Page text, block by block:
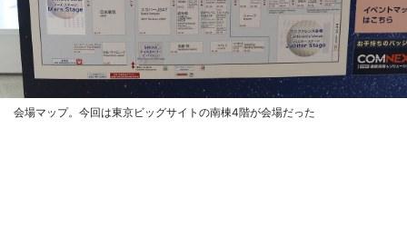
会場マップ。今回は東京ビッグサイトの南棟4階が会場だった